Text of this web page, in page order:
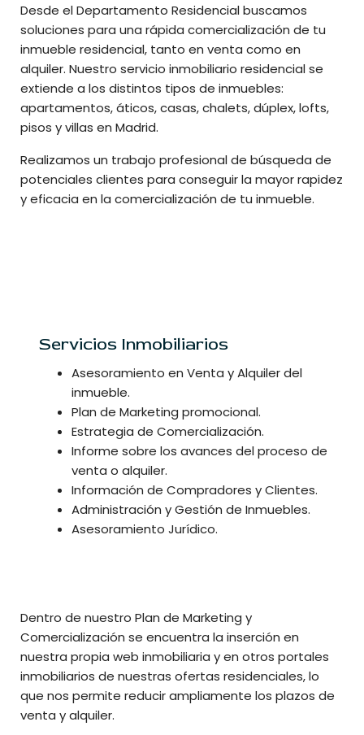
Desde el Departamento Residencial buscamos
soluciones para una rápida comercialización de tu
inmueble residencial, tanto en venta como en
alquiler. Nuestro servicio inmobiliario residencial se
extiende a los distintos tipos de inmuebles:
apartamentos, áticos, casas, chalets, dúplex, lofts,
pisos y villas en Madrid.
Realizamos un trabajo profesional de búsqueda de
potenciales clientes para conseguir la mayor rapidez
y eficacia en la comercialización de tu inmueble.
Servicios Inmobiliarios
Asesoramiento en Venta y Alquiler del
inmueble.
Plan de Marketing promocional.
Estrategia de Comercialización.
Informe sobre los avances del proceso de
venta o alquiler.
Información de Compradores y Clientes.
Administración y Gestión de Inmuebles.
Asesoramiento Jurídico.
Dentro de nuestro Plan de Marketing y
Comercialización se encuentra la inserción en
nuestra propia web inmobiliaria y en otros portales
inmobiliarios de nuestras ofertas residenciales, lo
que nos permite reducir ampliamente los plazos de
venta y alquiler.